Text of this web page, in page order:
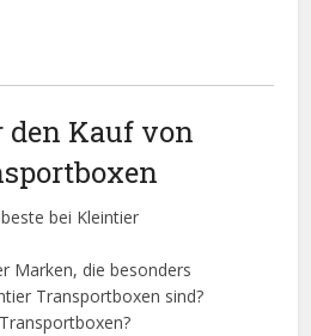
Kauf von
bei Kleintier
Marken, die besonders
Transportboxen sind?